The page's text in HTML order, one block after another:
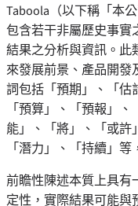
Taboola（以下稱「本
包含若干非屬歷史事實
結果之分析與資訊。此
來發展前景、產品開發
詞包括「預期」、「估
「預算」、「預報」
能」、「將」、「或許
「潛力」、「持續」等
前瞻性陳述本質上具有
定性，實際結果可能與